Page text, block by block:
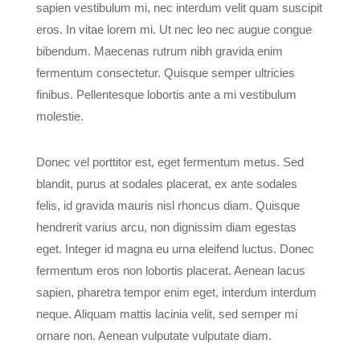
sapien vestibulum mi, nec interdum velit quam suscipit
eros. In vitae lorem mi. Ut nec leo nec augue congue
bibendum. Maecenas rutrum nibh gravida enim
fermentum consectetur. Quisque semper ultricies
finibus. Pellentesque lobortis ante a mi vestibulum
molestie.
Donec vel porttitor est, eget fermentum metus. Sed
blandit, purus at sodales placerat, ex ante sodales
felis, id gravida mauris nisl rhoncus diam. Quisque
hendrerit varius arcu, non dignissim diam egestas
eget. Integer id magna eu urna eleifend luctus. Donec
fermentum eros non lobortis placerat. Aenean lacus
sapien, pharetra tempor enim eget, interdum interdum
neque. Aliquam mattis lacinia velit, sed semper mi
ornare non. Aenean vulputate vulputate diam.